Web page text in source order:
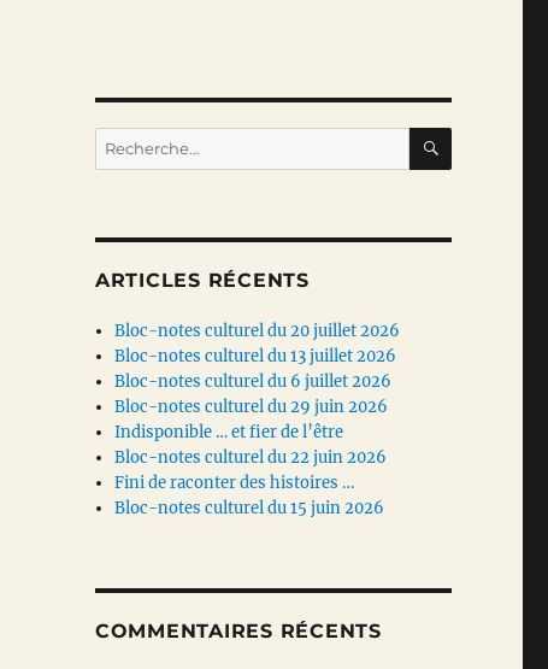
Recherche
pour :
ARTICLES RÉCENTS
Bloc-notes culturel du 20 juillet 2026
Bloc-notes culturel du 13 juillet 2026
Bloc-notes culturel du 6 juillet 2026
Bloc-notes culturel du 29 juin 2026
Indisponible … et fier de l’être
Bloc-notes culturel du 22 juin 2026
Fini de raconter des histoires …
Bloc-notes culturel du 15 juin 2026
COMMENTAIRES RÉCENTS